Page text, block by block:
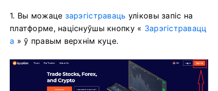
1. Вы можаце зарэгістраваць уліковы запіс на
платформе, націснуўшы кнопку « Зарэгістравацц
а » ў правым верхнім куце.